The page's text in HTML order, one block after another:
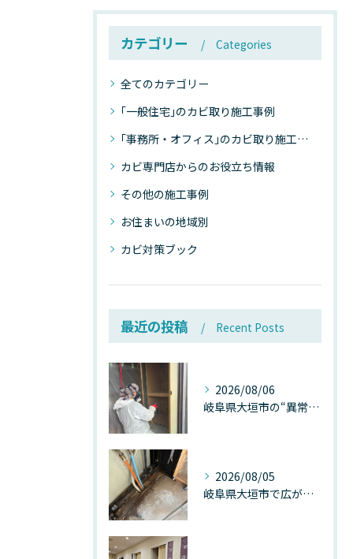
カテゴリー Categories
全てのカテゴリー
｢一般住宅｣のカビ取り施工事例
｢事務所・オフィス｣のカビ取り施工事例
カビ専門店からのお役立ち情報
その他の施工事例
お住まいの地域別
カビ対策ブック
最近の投稿 Recent Posts
2026/08/06
岐阜県大垣市の“異常に高い気温”が建物内部を腐らせる──深層カビが爆発的に増える本当の理由
2026/08/05
岐阜県大垣市で広がる“深層カビ汚染”──なぜ除カビが必要なのか、建物内部で起きている見えない危機